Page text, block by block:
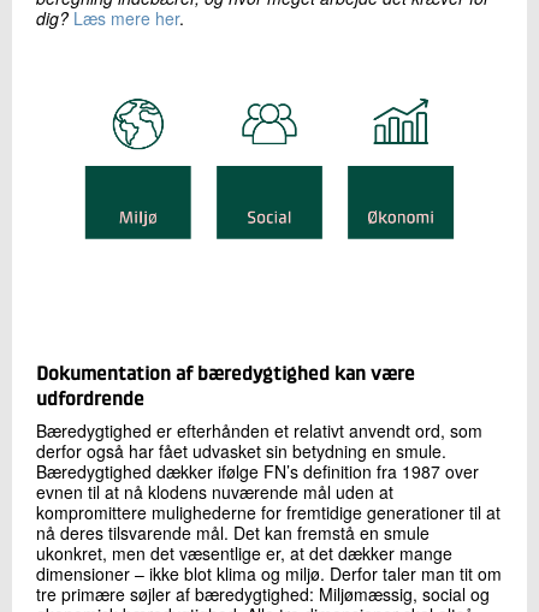
dig? Læs mere her.
Dokumentation af bæredygtighed kan være
udfordrende
Bæredygtighed er efterhånden et relativt anvendt ord, som
derfor også har fået udvasket sin betydning en smule.
Bæredygtighed dækker ifølge FN’s definition fra 1987 over
evnen til at nå klodens nuværende mål uden at
kompromittere mulighederne for fremtidige generationer til at
nå deres tilsvarende mål. Det kan fremstå en smule
ukonkret, men det væsentlige er, at det dækker mange
dimensioner – ikke blot klima og miljø. Derfor taler man tit om
tre primære søjler af bæredygtighed: Miljømæssig, social og